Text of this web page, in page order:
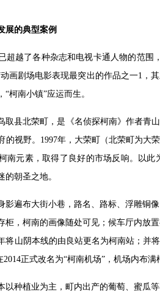
展的典型案例
超越了各种杂志和电视卡通人物的范
画剧场电影表现最突出的作品之一1，
柯南小镇”应运而生。
取县北荣町，是《名侦探柯南》作者青
的视野。1997年，大荣町（北荣町为大
南元素，取得了良好的市场反响。以
的朝圣之地。
影遍布大街小巷，路名、路标、浮雕铜
柜，柯南的画像随处可见；候车厅内放
将山阴本线的由良站更名为柯南站；并
正式改名为“柯南机场”，机场内布
以种植业为主，町内出产的葡萄、蜜瓜